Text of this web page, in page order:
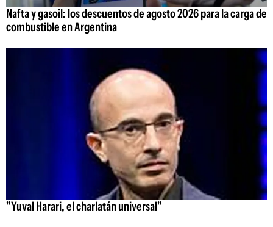
Nafta y gasoil: los descuentos de agosto 2026 para la carga de
combustible en Argentina
"Yuval Harari, el charlatán universal"